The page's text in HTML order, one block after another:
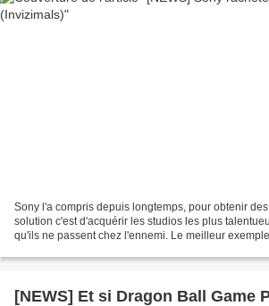
Sony l'a compris depuis longtemps, pour obtenir
solution c'est d'acquérir les studios les plus
qu'ils ne passent chez l'ennemi. Le meilleur
[NEWS] Et si Dragon Ball Game